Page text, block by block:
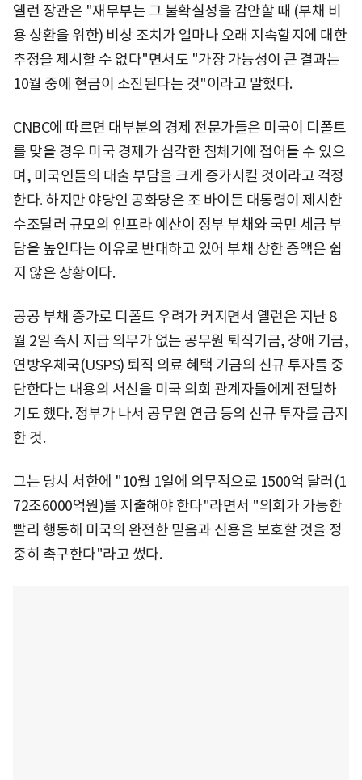
옐런 장관은 "재무부는 그 불확실성을 감안할 때 (부채 비
용 상환을 위한) 비상 조치가 얼마나 오래 지속할지에 대한
추정을 제시할 수 없다"면서도 "가장 가능성이 큰 결과는
10월 중에 현금이 소진된다는 것"이라고 말했다.
CNBC에 따르면 대부분의 경제 전문가들은 미국이 디폴트
를 맞을 경우 미국 경제가 심각한 침체기에 접어들 수 있으
며, 미국인들의 대출 부담을 크게 증가시킬 것이라고 걱정
한다. 하지만 야당인 공화당은 조 바이든 대통령이 제시한
수조달러 규모의 인프라 예산이 정부 부채와 국민 세금 부
담을 높인다는 이유로 반대하고 있어 부채 상한 증액은 쉽
지 않은 상황이다.
공공 부채 증가로 디폴트 우려가 커지면서 옐런은 지난 8
월 2일 즉시 지급 의무가 없는 공무원 퇴직기금, 장애 기금,
연방우체국(USPS) 퇴직 의료 혜택 기금의 신규 투자를 중
단한다는 내용의 서신을 미국 의회 관계자들에게 전달하
기도 했다. 정부가 나서 공무원 연금 등의 신규 투자를 금지
한 것.
그는 당시 서한에 "10월 1일에 의무적으로 1500억 달러(1
72조6000억원)를 지출해야 한다"라면서 "의회가 가능한
빨리 행동해 미국의 완전한 믿음과 신용을 보호할 것을 정
중히 촉구한다"라고 썼다.